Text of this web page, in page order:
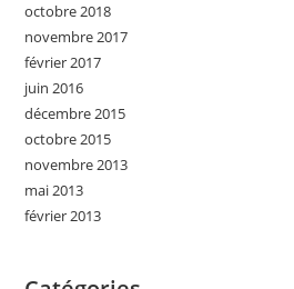
octobre 2018
novembre 2017
février 2017
juin 2016
décembre 2015
octobre 2015
novembre 2013
mai 2013
février 2013